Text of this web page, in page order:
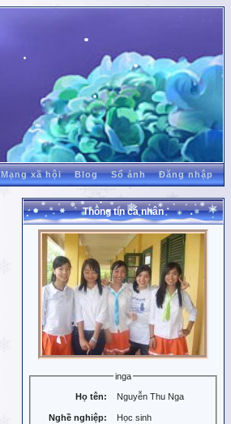
Mạng xã hội Blog Sổ ảnh Đăng nhập
Thông tin cá nhân
inga
Họ tên: Nguyễn Thu Nga
Nghề nghiệp: Học sinh